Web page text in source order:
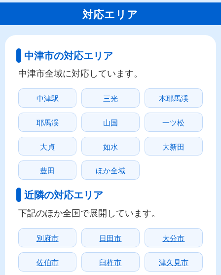
対応エリア
中津市の対応エリア
中津市全域に対応しています。
中津駅 三光 本耶馬渓
耶馬渓 山国 一ツ松
大貞 如水 大新田
豊田 ほか全域
近隣の対応エリア
下記のほか全国で展開しています。
別府市 日田市 大分市
佐伯市 臼杵市 津久見市